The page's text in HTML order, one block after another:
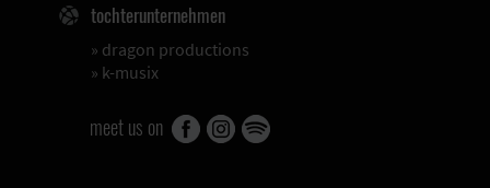
tochterunternehmen
» dragon productions
» k-musix
meet us on